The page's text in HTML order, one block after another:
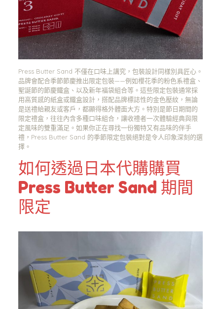
Press Butter Sand 不僅在口味上講究，包裝設計同樣別具匠心。
品牌會配合季節節慶推出限定包裝——例如櫻花季的粉色系禮盒、
聖誕節的節慶鐵盒、以及新年福袋組合等。這些限定包裝通常採
用高質感的紙盒或鐵盒設計，搭配品牌標誌性的金色壓紋，無論
是送禮給親友或客戶，都顯得格外體面大方。特別是節日期間的
限定禮盒，往往內含多種口味組合，讓收禮者一次體驗經典與限
定風味的雙重滿足。如果你正在尋找一份獨特又有品味的伴手
禮，Press Butter Sand 的季節限定包裝絕對是令人印象深刻的選
擇。
如何透過日本代購購買
Press Butter Sand 期間
限定